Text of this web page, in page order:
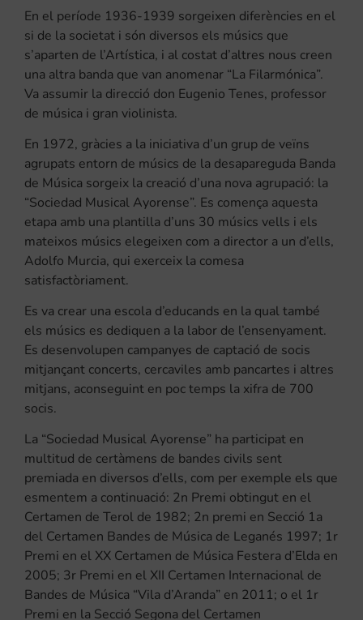
En el període 1936-1939 sorgeixen diferències en el
si de la societat i són diversos els músics que
s’aparten de l’Artística, i al costat d’altres nous creen
una altra banda que van anomenar “La Filarmónica”.
Va assumir la direcció don Eugenio Tenes, professor
de música i gran violinista.
En 1972, gràcies a la iniciativa d’un grup de veïns
agrupats entorn de músics de la desapareguda Banda
de Música sorgeix la creació d’una nova agrupació: la
“Sociedad Musical Ayorense”. Es comença aquesta
etapa amb una plantilla d’uns 30 músics vells i els
mateixos músics elegeixen com a director a un d’ells,
Adolfo Murcia, qui exerceix la comesa
satisfactòriament.
Es va crear una escola d’educands en la qual també
els músics es dediquen a la labor de l’ensenyament.
Es desenvolupen campanyes de captació de socis
mitjançant concerts, cercaviles amb pancartes i altres
mitjans, aconseguint en poc temps la xifra de 700
socis.
La “Sociedad Musical Ayorense” ha participat en
multitud de certàmens de bandes civils sent
premiada en diversos d’ells, com per exemple els que
esmentem a continuació: 2n Premi obtingut en el
Certamen de Terol de 1982; 2n premi en Secció 1a
del Certamen Bandes de Música de Leganés 1997; 1r
Premi en el XX Certamen de Música Festera d’Elda en
2005; 3r Premi en el XII Certamen Internacional de
Bandes de Música “Vila d’Aranda” en 2011; o el 1r
Premi en la Secció Segona del Certamen